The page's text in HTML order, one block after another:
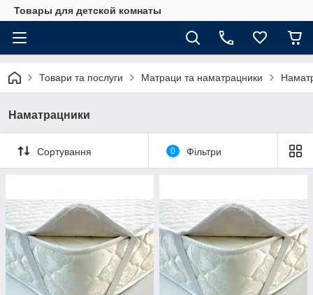
Товары для детской комнаты
Товари та послуги Матраци та наматрацники
Наматрацники
Сортування 0 Фільтри